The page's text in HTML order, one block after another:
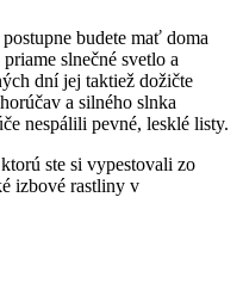
budete mať doma
slnečné svetlo a
dní jej taktiež dožičte
a silného slnka
nespálili pevné, lesklé listy.
ste si vypestovali zo
izbové rastliny v